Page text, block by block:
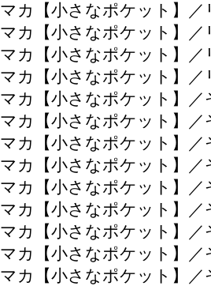
マカ【小さなポケット】／
マカ【小さなポケット】／
マカ【小さなポケット】／
マカ【小さなポケット】／
マカ【小さなポケット】／
マカ【小さなポケット】／
マカ【小さなポケット】／
マカ【小さなポケット】／
マカ【小さなポケット】／
マカ【小さなポケット】／
マカ【小さなポケット】／
マカ【小さなポケット】／
マカ【小さなポケット】／